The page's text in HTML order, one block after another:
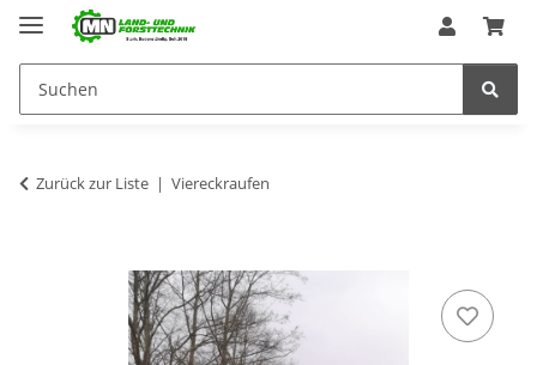
Zurück zur Liste Viereckraufen